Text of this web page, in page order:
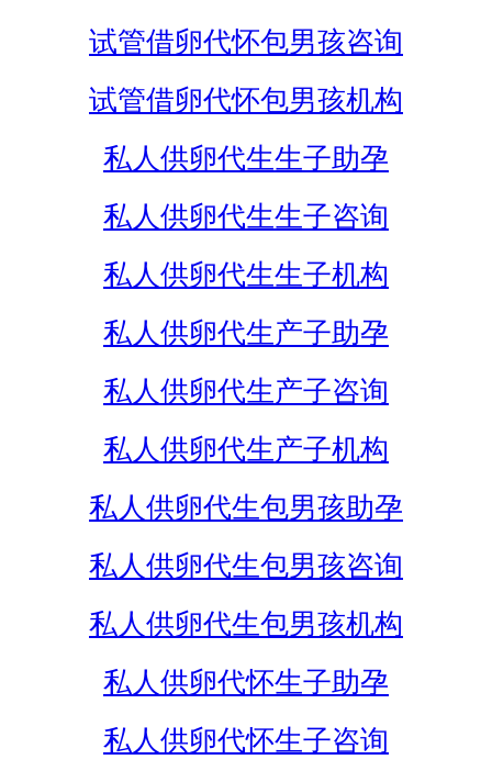
试管借卵代怀包男孩咨询
试管借卵代怀包男孩机构
私人供卵代生生子助孕
私人供卵代生生子咨询
私人供卵代生生子机构
私人供卵代生产子助孕
私人供卵代生产子咨询
私人供卵代生产子机构
私人供卵代生包男孩助孕
私人供卵代生包男孩咨询
私人供卵代生包男孩机构
私人供卵代怀生子助孕
私人供卵代怀生子咨询